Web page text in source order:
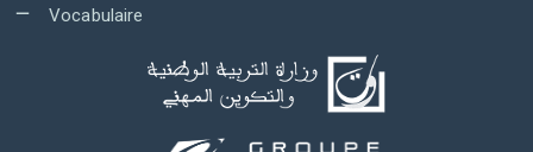
Vocabulaire